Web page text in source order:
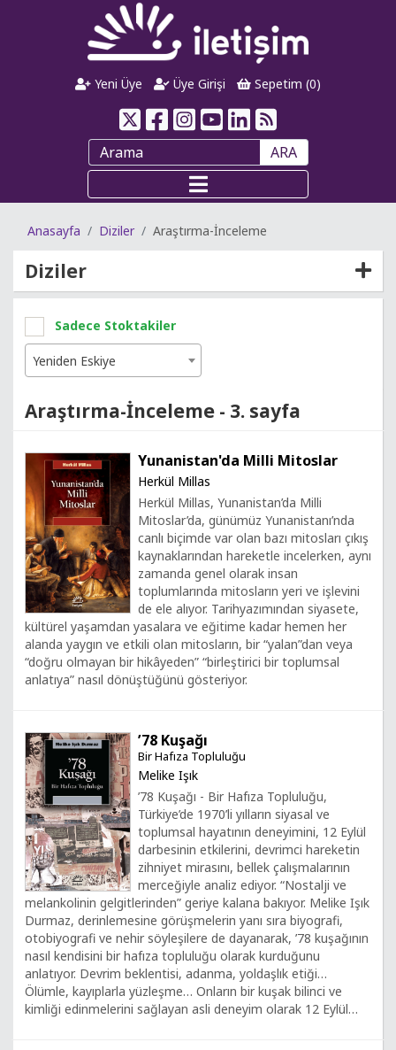
Yeni Üye Üye Girişi Sepetim (0)
ARA
Anasayfa Diziler Araştırma-İnceleme
Diziler
Sadece Stoktakiler
Yeniden Eskiye
Araştırma-İnceleme - 3. sayfa
Yunanistan'da Milli Mitoslar
Herkül Millas
Herkül Millas, Yunanistan’da Milli
Mitoslar’da, günümüz Yunanistanı’nda
canlı biçimde var olan bazı mitosları çıkış
kaynaklarından hareketle incelerken, aynı
zamanda genel olarak insan
toplumlarında mitosların yeri ve işlevini
de ele alıyor. Tarihyazımından siyasete,
kültürel yaşamdan yasalara ve eğitime kadar hemen her
alanda yaygın ve etkili olan mitosların, bir “yalan”dan veya
“doğru olmayan bir hikâyeden” “birleştirici bir toplumsal
anlatıya” nasıl dönüştüğünü gösteriyor.
’78 Kuşağı
Bir Hafıza Topluluğu
Melike Işık
’78 Kuşağı - Bir Hafıza Topluluğu,
Türkiye’de 1970’li yılların siyasal ve
toplumsal hayatının deneyimini, 12 Eylül
darbesinin etkilerini, devrimci hareketin
zihniyet mirasını, bellek çalışmalarının
merceğiyle analiz ediyor. “Nostalji ve
melankolinin gelgitlerinden” geriye kalana bakıyor. Melike Işık
Durmaz, derinlemesine görüşmelerin yanı sıra biyografi,
otobiyografi ve nehir söyleşilere de dayanarak, ’78 kuşağının
nasıl kendisini bir hafıza topluluğu olarak kurduğunu
anlatıyor. Devrim beklentisi, adanma, yoldaşlık etiği…
Ölümle, kayıplarla yüzleşme… Onların bir kuşak bilinci ve
kimliği edinmelerini sağlayan asli deneyim olarak 12 Eylül…